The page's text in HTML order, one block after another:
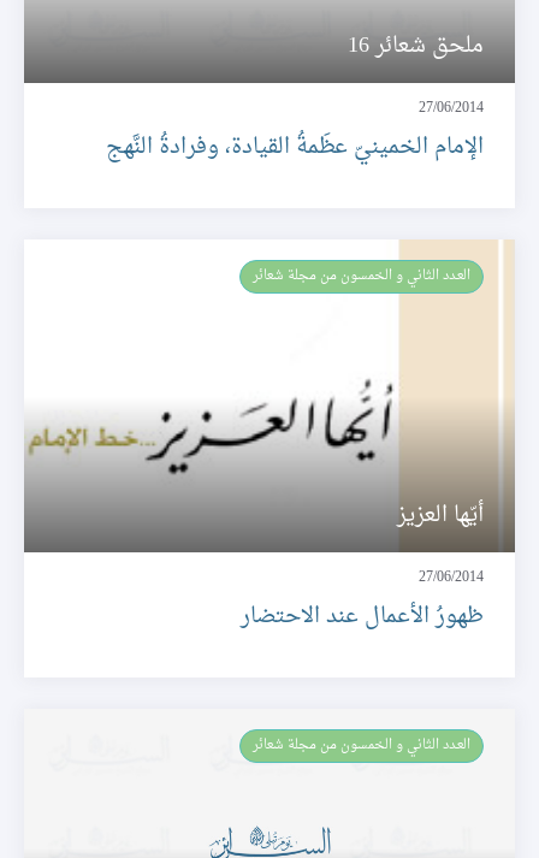
ملحق شعائر 16
27/06/2014
الإمام الخمينيّ عظَمةُ القيادة، وفرادةُ النَّهج
العـدد الثاني و الخمسون من مجلة شعائر
أيّها العزيز
27/06/2014
ظهورُ الأعمال عند الاحتضار
العـدد الثاني و الخمسون من مجلة شعائر